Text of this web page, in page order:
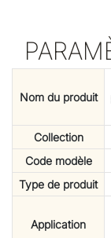
Nom du produit
Collection
Code modèle
Type de produit
Application